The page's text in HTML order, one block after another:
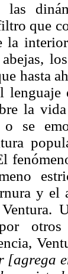
las
que
la
hasta
lenguaje
la
se
y el
Ventura.
[agrega